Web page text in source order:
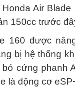
Air Blade
150cc trước
160 được
bị hệ thống
cứng phanh
là động cơ